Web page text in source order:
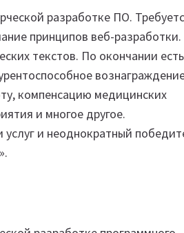
разработке ПО.
принципов веб-разработки.
текстов. По окончании есть
компенсацию медицинских
и многое другое.
и неоднократный